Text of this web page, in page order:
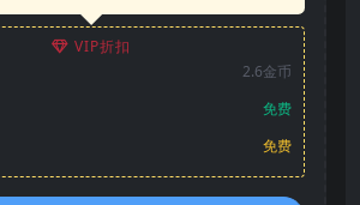
VIP折扣
2.6金币
免费
免费